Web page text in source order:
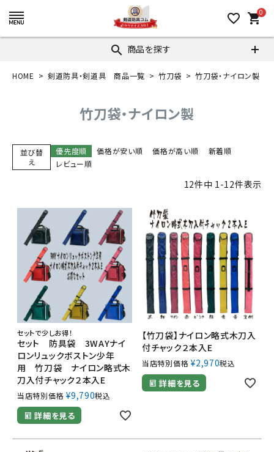
favorite_border 0
shopping_cart
search 商品を探す
HOME 剣道防具・剣道具 商品一覧 竹刀袋 竹刀袋・ナイロン製
竹刀袋・ナイロン製
並び替
え
優先度順 価格が安い順 価格が高い順
新着順
レビュー順
12件中 1-12件表示
セットで少しお得！
セット 防具袋 3WAYナイ
ロンリュックボストン少年
用 竹刀袋 ナイロン略式木
刀入付チャック２本入E
当店特別価格 ¥9,790税込
詳細を見る
【竹刀袋】ナイロン略式木刀入
付チャック２本入E
当店特別価格 ¥2,970税込
詳細を見る